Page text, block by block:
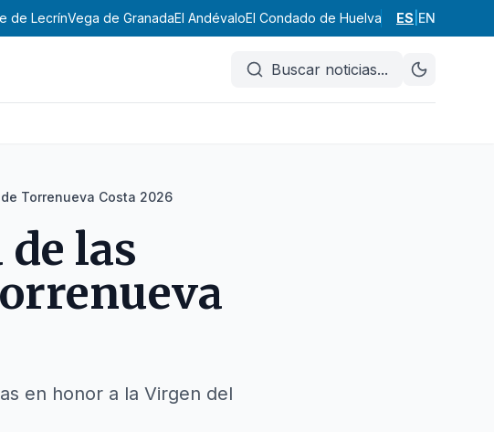
de LecrínVega de GranadaEl AndévaloEl Condado de Huelva Costa Occidental
ES EN
Buscar noticias...
Torrenueva Costa 2026
las
en honor a la Virgen del